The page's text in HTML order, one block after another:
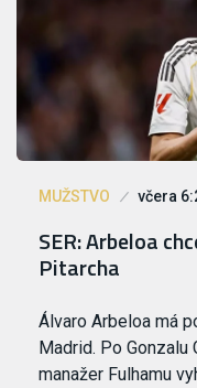
MUŽSTVO včera
SER: Arbeloa
Pitarcha
Álvaro Arbeloa má
Madrid. Po
manažer Fulhamu